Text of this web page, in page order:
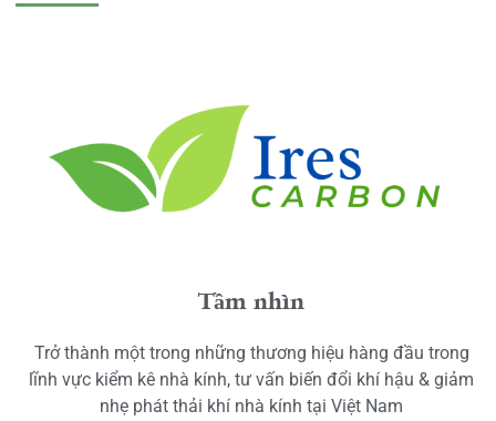
Tầm nhìn
Trở thành một trong những thương hiệu hàng đầu trong
lĩnh vực kiểm kê nhà kính, tư vấn biến đổi khí hậu & giảm
nhẹ phát thải khí nhà kính tại Việt Nam